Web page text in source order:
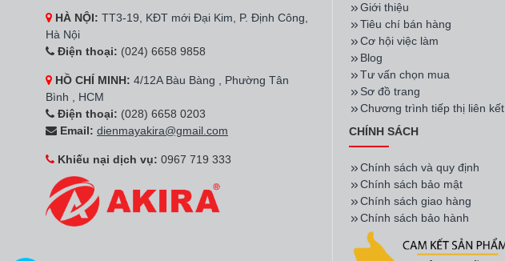
HÀ NỘI: TT3-19, KĐT mới Đại Kim, P. Định Công,
Hà Nội
Điện thoại: (024) 6658 9858
HỒ CHÍ MINH: 4/12A Bàu Bàng , Phường Tân
Bình , HCM
Điện thoại: (028) 6658 0203
Email: dienmayakira@gmail.com
Khiếu nại dịch vụ: 0967 719 333
Giới thiệu
Tiêu chí bán hàng
Cơ hội việc làm
Blog
Tư vấn chọn mua
Sơ đồ trang
Chương trình tiếp thị liên kết
CHÍNH SÁCH
Chính sách và quy định
Chính sách bảo mật
Chính sách giao hàng
Chính sách bảo hành